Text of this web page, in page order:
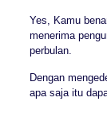
Yes, Kamu
menerima
perbulan.
Dengan
apa saja itu